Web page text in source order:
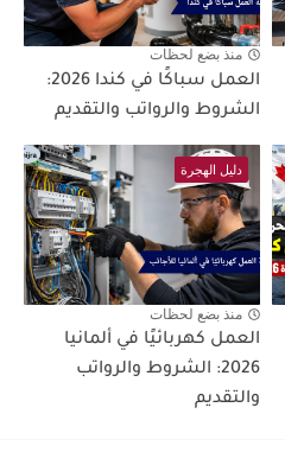
منذ بضع لحظات
العمل سباكًا في كندا 2026:
الشروط والرواتب والتقديم
دليل الهجرة
منذ بضع لحظات
العمل كهربائيًا في ألمانيا
2026: الشروط والرواتب
والتقديم